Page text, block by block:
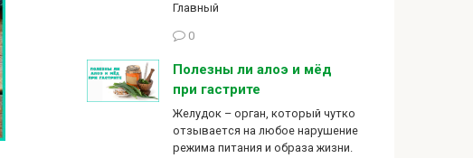
Главный
0
Полезны ли алоэ и мёд
при гастрите
Желудок – орган, который чутко
отзывается на любое нарушение
режима питания и образа жизни.